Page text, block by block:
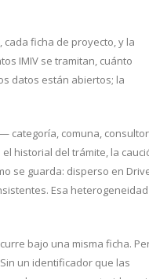
cada ficha de proyecto, y la
IMIV se tramitan, cuánto
datos están abiertos; la
categoría, comuna,
historial del trámite, la
se guarda: disperso en
Esa heterogeneidad
bajo una misma ficha.
un identificador que las